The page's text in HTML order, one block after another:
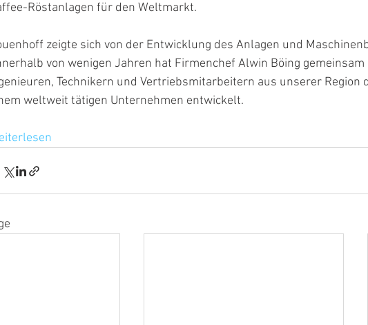
Röstanlagen für den Weltmarkt.
zeigte sich von der Entwicklung des Anlagen und
von wenigen Jahren hat Firmenchef Alwin Böing
Technikern und Vertriebsmitarbeitern aus unserer Region
weltweit tätigen Unternehmen entwickelt.